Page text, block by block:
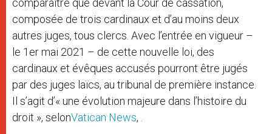
comparaître que devant la Cour de cassation,
composée de trois cardinaux et d’au moins deux
autres juges, tous clercs. Avec l’entrée en vigueur –
le 1er mai 2021 – de cette nouvelle loi, des
cardinaux et évêques accusés pourront être jugés
par des juges laïcs, au tribunal de première instance.
Il s’agit d’« une évolution majeure dans l’histoire du
droit », selonVatican News, .